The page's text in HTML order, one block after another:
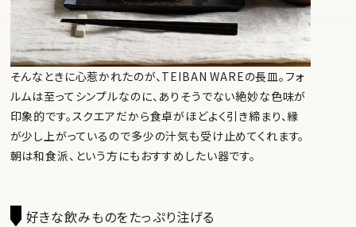
そんなときに心惹かれたのが、TEIBAN WAREの長皿。フォ
ルムは至ってシンプルなのに、ありそうでない絶妙な色味が
印象的です。スクエアだから食卓がほどよく引き締まり、縁
が少し上がっているので多少の汁気も受け止めてくれます。
朝は和食派、という方にもおすすめしたい器です。
好きな飲みものをたっぷり注げる